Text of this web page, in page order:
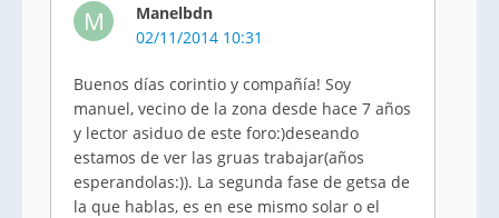
M
Manelbdn
02/11/2014 10:31
Buenos días corintio y compañía! Soy
manuel, vecino de la zona desde hace 7 años
y lector asiduo de este foro:)deseando
estamos de ver las gruas trabajar(años
esperandolas:)). La segunda fase de getsa de
la que hablas, es en ese mismo solar o el